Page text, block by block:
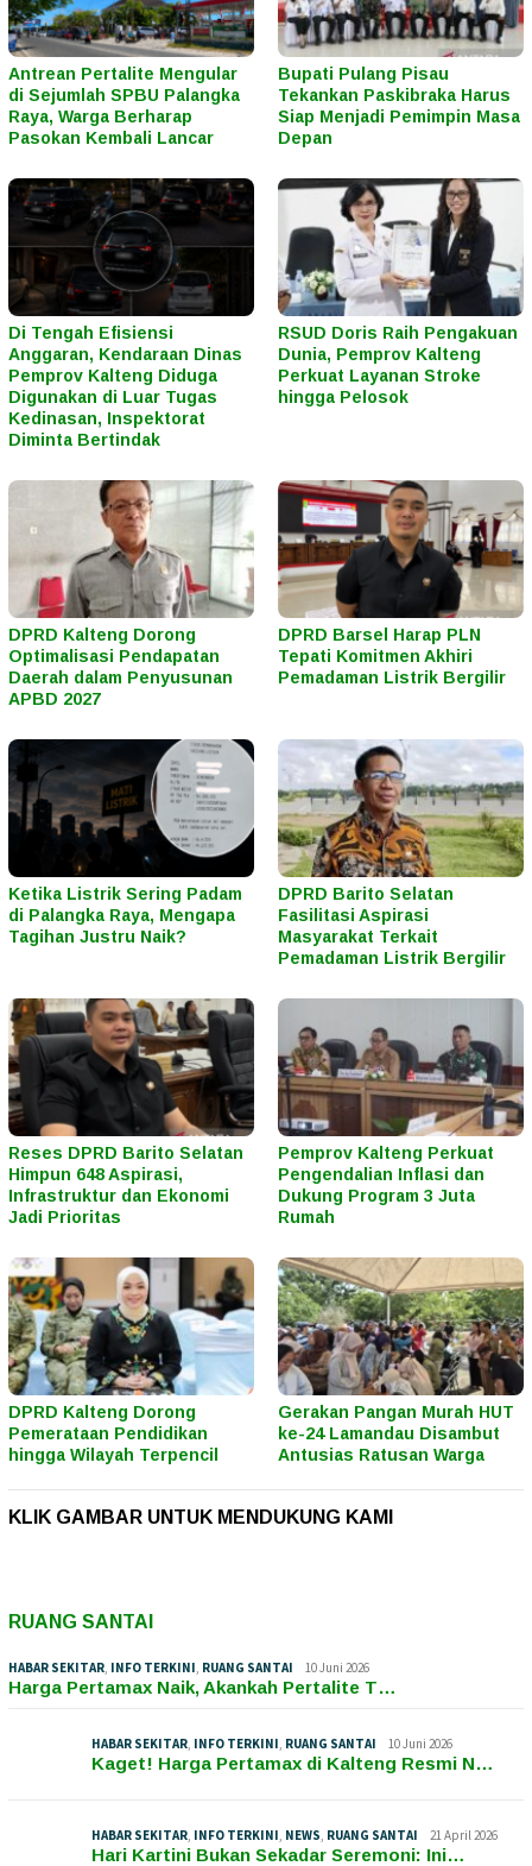
Antrean Pertalite Mengular
di Sejumlah SPBU Palangka
Raya, Warga Berharap
Pasokan Kembali Lancar
Bupati Pulang Pisau
Tekankan Paskibraka Harus
Siap Menjadi Pemimpin Masa
Depan
Di Tengah Efisiensi
Anggaran, Kendaraan Dinas
Pemprov Kalteng Diduga
Digunakan di Luar Tugas
Kedinasan, Inspektorat
Diminta Bertindak
RSUD Doris Raih Pengakuan
Dunia, Pemprov Kalteng
Perkuat Layanan Stroke
hingga Pelosok
DPRD Kalteng Dorong
Optimalisasi Pendapatan
Daerah dalam Penyusunan
APBD 2027
DPRD Barsel Harap PLN
Tepati Komitmen Akhiri
Pemadaman Listrik Bergilir
Ketika Listrik Sering Padam
di Palangka Raya, Mengapa
Tagihan Justru Naik?
DPRD Barito Selatan
Fasilitasi Aspirasi
Masyarakat Terkait
Pemadaman Listrik Bergilir
Reses DPRD Barito Selatan
Himpun 648 Aspirasi,
Infrastruktur dan Ekonomi
Jadi Prioritas
Pemprov Kalteng Perkuat
Pengendalian Inflasi dan
Dukung Program 3 Juta
Rumah
DPRD Kalteng Dorong
Pemerataan Pendidikan
hingga Wilayah Terpencil
Gerakan Pangan Murah HUT
ke-24 Lamandau Disambut
Antusias Ratusan Warga
KLIK GAMBAR UNTUK MENDUKUNG KAMI
RUANG SANTAI
HABAR SEKITAR INFO TERKINI RUANG SANTAI 10 Juni 2026
Harga Pertamax Naik, Akankah Pertalite T…
HABAR SEKITAR INFO TERKINI RUANG SANTAI 10 Juni 2026
Kaget! Harga Pertamax di Kalteng Resmi N…
HABAR SEKITAR INFO TERKINI NEWS RUANG SANTAI 21 April 2026
Hari Kartini Bukan Sekadar Seremoni: Ini…